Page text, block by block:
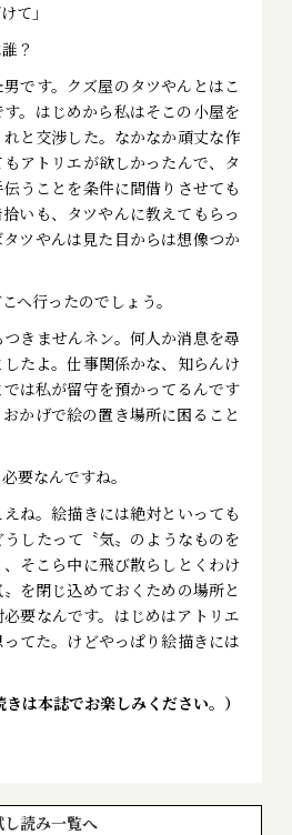
て」
？
男です。クズ屋のタツやんとはこ
。はじめから私はそこの小屋を
と交渉した。なかなか頑丈な作
アトリエが欲しかったんで、タ
うことを条件に間借りさせても
いも、タツやんに教えてもらっ
ツやんは見た目からは想像つか
へ行ったのでしょう。
つきませんネン。何人か消息を尋
たよ。仕事関係かな、知らんけ
は私が留守を預かってるんです
かげで絵の置き場所に困ること
要なんですね。
えね。絵描きには絶対といっても
したって〝気〟のようなものを
そこら中に飛び散らしとくわけ
を閉じ込めておくための場所と
要なんです。はじめはアトリエ
てた。けどやっぱり絵描きには
きは本誌でお楽しみください。）
し読み一覧へ